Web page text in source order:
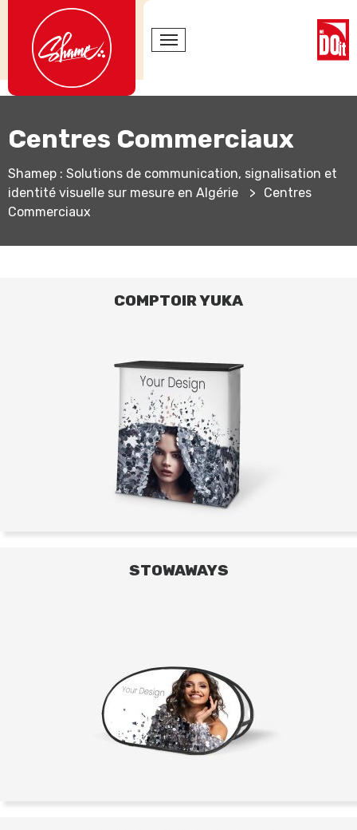
Centres Commerciaux
Shamep : Solutions de communication, signalisation et
identité visuelle sur mesure en Algérie
>
Centres
Commerciaux
COMPTOIR YUKA
STOWAWAYS